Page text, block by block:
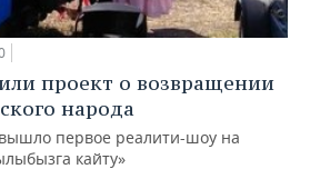
проект о возвращении
народа
первое реалити-шоу на
кайту»